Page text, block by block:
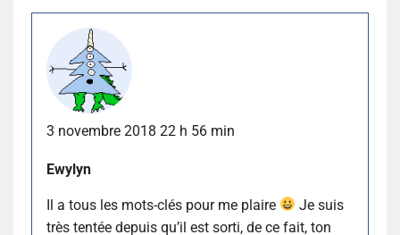
3 novembre 2018 22 h 56 min
Ewylyn
Il a tous les mots-clés pour me plaire
Je suis
très tentée depuis qu’il est sorti, de ce fait, ton